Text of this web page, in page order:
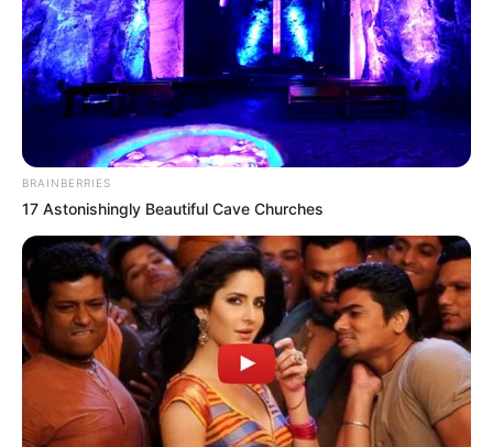
BRAINBERRIES
17 Astonishingly Beautiful Cave Churches